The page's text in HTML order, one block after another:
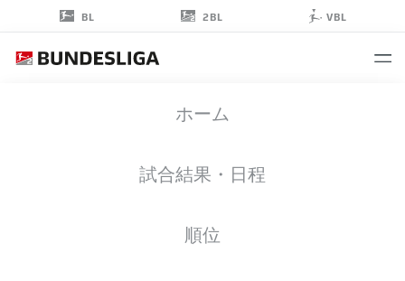
BL 2BL VBL
ホーム
試合結果・日程
順位